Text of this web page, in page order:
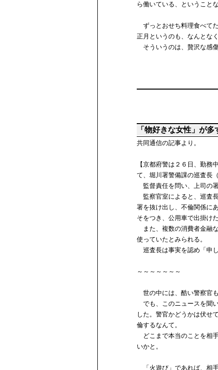
ら働いている、ということ
ずっとおせち料理食べて
正月というのも、なんとな
そういうのは、贅沢な感
「物好きな女性」が多
共同通信の記事より。
【京都府警は２６日、勤
て、堀川署警備課の巡査長
監督責任を問い、上司の
監察官室によると、巡査
署を抜け出し、不倫関係に
そをつき、公用車で出掛け
また、複数の消費者金融
使っていたとみられる。
巡査長は事実を認め「申
～～～～～～～
世の中には、酷い警察官
でも、このニュースを聞
した。警官かどうかは伏せ
倫するなんて。
どこまで本当のことを相
いかと。
「火遊び」であれば、相